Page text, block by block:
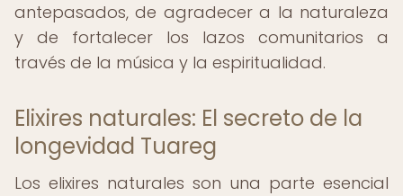
antepasados, de agradecer a la naturaleza
y de fortalecer los lazos comunitarios a
través de la música y la espiritualidad.
Elixires naturales: El secreto de la
longevidad Tuareg
Los elixires naturales son una parte esencial